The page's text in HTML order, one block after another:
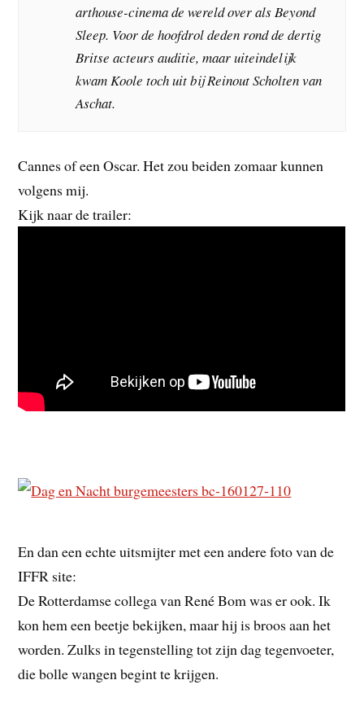
arthouse-cinema de wereld over als Beyond
Sleep. Voor de hoofdrol deden rond de dertig
Britse acteurs auditie, maar uiteindelijk
kwam Koole toch uit bij Reinout Scholten van
Aschat.
Cannes of een Oscar. Het zou beiden zomaar kunnen
volgens mij.
Kijk naar de trailer:
En dan een echte uitsmijter met een andere foto van de
IFFR site:
De Rotterdamse collega van René Bom was er ook. Ik
kon hem een beetje bekijken, maar hij is broos aan het
worden. Zulks in tegenstelling tot zijn dag tegenvoeter,
die bolle wangen begint te krijgen.